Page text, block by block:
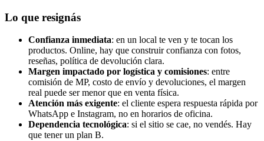
Lo que resignás
Confianza inmediata: en un local te ven y te tocan los
productos. Online, hay que construir confianza con fotos,
reseñas, política de devolución clara.
Margen impactado por logística y comisiones: entre
comisión de MP, costo de envío y devoluciones, el margen
real puede ser menor que en venta física.
Atención más exigente: el cliente espera respuesta rápida por
WhatsApp e Instagram, no en horarios de oficina.
Dependencia tecnológica: si el sitio se cae, no vendés. Hay
que tener un plan B.